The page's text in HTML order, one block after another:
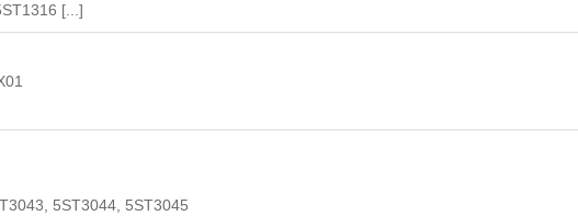
[...]
5ST3044, 5ST3045